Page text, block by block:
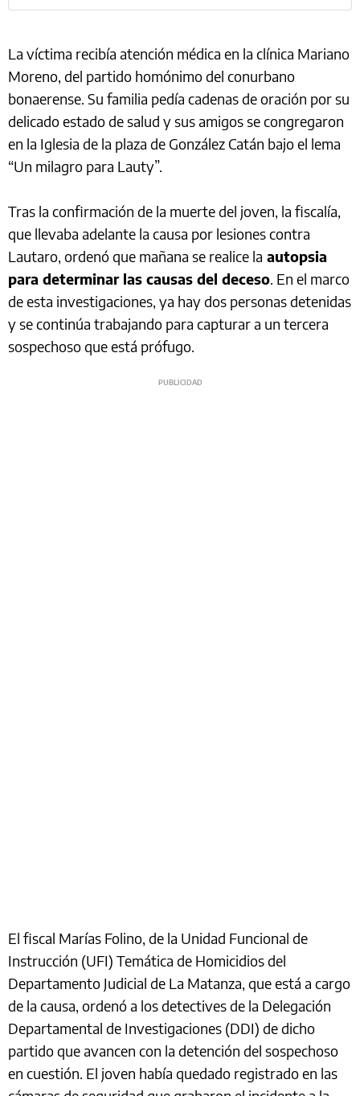
La víctima recibía atención médica en la clínica Mariano
Moreno, del partido homónimo del conurbano
bonaerense. Su familia pedía cadenas de oración por su
delicado estado de salud y sus amigos se congregaron
en la Iglesia de la plaza de González Catán bajo el lema
“Un milagro para Lauty”.
Tras la confirmación de la muerte del joven, la fiscalía,
que llevaba adelante la causa por lesiones contra
Lautaro, ordenó que mañana se realice la autopsia
para determinar las causas del deceso. En el marco
de esta investigaciones, ya hay dos personas detenidas
y se continúa trabajando para capturar a un tercera
sospechoso que está prófugo.
El fiscal Marías Folino, de la Unidad Funcional de
Instrucción (UFI) Temática de Homicidios del
Departamento Judicial de La Matanza, que está a cargo
de la causa, ordenó a los detectives de la Delegación
Departamental de Investigaciones (DDI) de dicho
partido que avancen con la detención del sospechoso
en cuestión. El joven había quedado registrado en las